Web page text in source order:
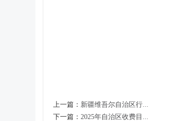
上一篇： 新疆维吾尔自治区行...
下一篇： 2025年自治区收费目...